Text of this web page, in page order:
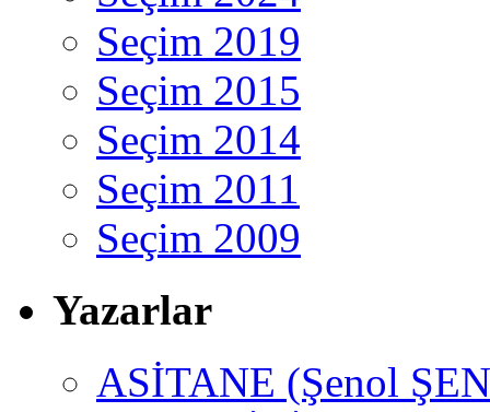
Seçim 2019
Seçim 2015
Seçim 2014
Seçim 2011
Seçim 2009
Yazarlar
ASİTANE (Şenol